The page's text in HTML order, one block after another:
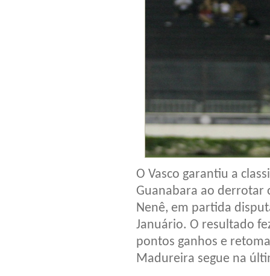
O Vasco garantiu a
Guanabara ao derrotar
Nenê, em partida
Januário. O resultado
pontos ganhos e
Madureira segue na